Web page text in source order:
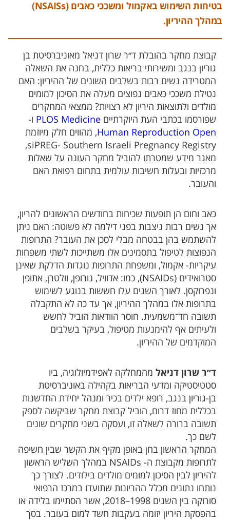
בטיחות השימוש באקמול ומשככי כאבים (NSAISs)
במהלך ההיריון.
קבוצת מחקר בהובלת ד״ר שרון דניאל מאוניברסיטת בן
גוריון בנגב ומשירותי בריאות כללית, בחנה את השאלה
המטרידה נשים רבות בשלבים השונים של ההיריון: האם
נטילת משככי כאבים נפוצים מעלה את הסיכון למומים
מולדים ולתוצאות היריון לא רצויות? ממצאי המחקרים
שפורסמו בכתבי העת היוקרתייםPLOS Medicine ו-
Human Reproduction Open, מהווים חלק מיוזמת
siPREG- Southern Israeli Pregnancy Registry,
מאגר מידע שמטרתו להוביל מחקר העונה על שאלות
מרכזיות ובעלות חשיבות עולמית בתחום רפואת האם
והעובר.
כאב וחום הן תופעות שכיחות בחודשים הראשונים להריון,
אך נשים רבות ניצבות בפני דילמה לא פשוטה: האם ניתן
להשתמש בהן בבטחה מבלי לסכן את העובר? התרופות
הנפוצות לטיפול בתסמינים אלו משתייכות לשתי משפחות
עיקריות- אקמול, ומשפחת התרופות נוגדות הדלקת שאינן
סטרואידים (NSAIDs), כמו: אדוויל, נורופן, וולטרן, אתופן
ונפרוקסן. לאורך השנים עלו חששות בנוגע לשימוש
בתרופות אלו במהלך ההיריון, אך עד כה לא התקבלה
תשובה חד־משמעית. חוסר הוודאות הוביל לחשש
ולעיתים אף להימנעות מטיפול, בעיקר בשלבים
המוקדמים של ההיריון.
ד״ר שרון דניאל מהמחלקה לאפידמיולוגיה, ביו
סטטיסטיקה ומדעי הבריאות בקהילה באוניברסיטת
בן-גוריון בנגב, רופא ילדים בכיר ומנהל יחידת החדשנות
בכללית מחוז דרום, הוביל קבוצת מחקר שביקשה לספק
תשובה ברורה לשאלה זו, ועסקה בשני מחקרים שונים
לשם כך.
המחקר הראשון בחן באופן מקיף את הקשר שבין חשיפה
לתרופות מקבוצת ה- NSAIDs במהלך השליש הראשון
להיריון לבין הסיכון למומים מולדים בילודים. לצורך כך
נותחו נתונים מכלל ההריונות שתועדו במרכז הרפואי
סורוקה בין השנים 1998–2018, אשר הסתיימו בלידה או
בהפסקת היריון יזומה בעקבות חשד למום בעובר. בסך